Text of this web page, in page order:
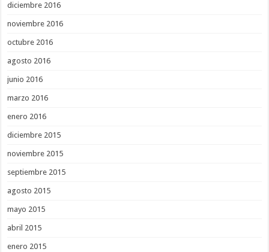
diciembre 2016
noviembre 2016
octubre 2016
agosto 2016
junio 2016
marzo 2016
enero 2016
diciembre 2015
noviembre 2015
septiembre 2015
agosto 2015
mayo 2015
abril 2015
enero 2015